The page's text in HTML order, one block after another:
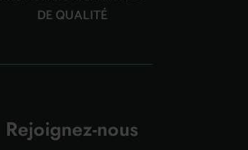
DE QUALITÉ
Rejoignez-nous